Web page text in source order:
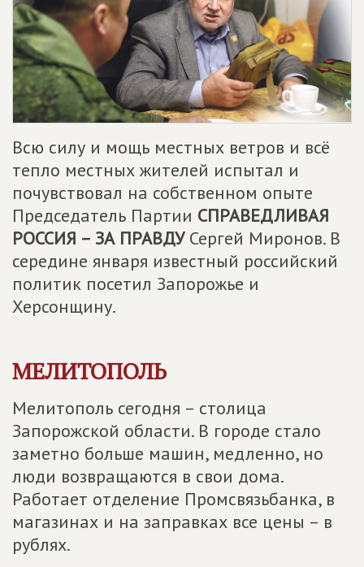
Всю силу и мощь местных ветров и всё
тепло местных жителей испытал и
почувствовал на собственном опыте
Председатель Партии СПРАВЕДЛИВАЯ
РОССИЯ – ЗА ПРАВДУСергей Миронов. В
середине января известный российский
политик посетил Запорожье и
Херсонщину.
МЕЛИТОПОЛЬ
Мелитополь сегодня – столица
Запорожской области. В городе стало
заметно больше машин, медленно, но
люди возвращаются в свои дома.
Работает отделение Промсвязьбанка, в
магазинах и на заправках все цены – в
рублях.